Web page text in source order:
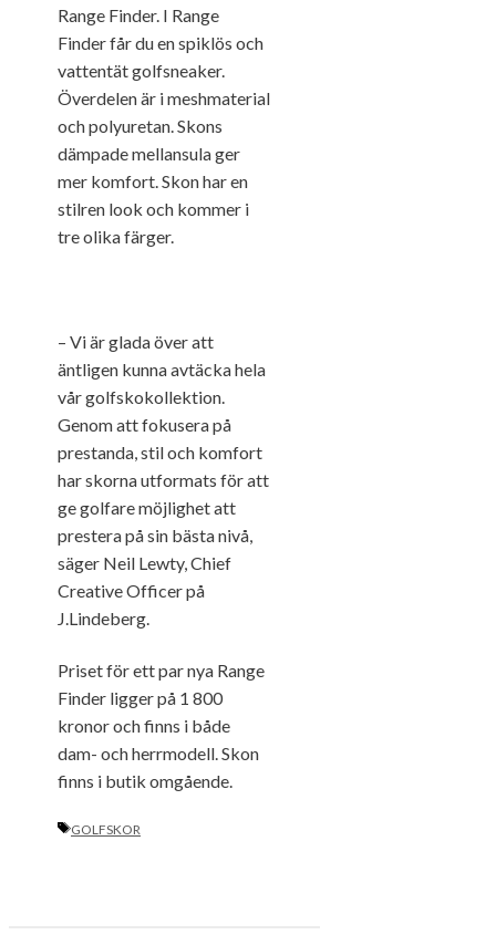
Range Finder. I Range
Finder får du en spiklös och
vattentät golfsneaker.
Överdelen är i meshmaterial
och polyuretan. Skons
dämpade mellansula ger
mer komfort. Skon har en
stilren look och kommer i
tre olika färger.
– Vi är glada över att
äntligen kunna avtäcka hela
vår golfskokollektion.
Genom att fokusera på
prestanda, stil och komfort
har skorna utformats för att
ge golfare möjlighet att
prestera på sin bästa nivå,
säger Neil Lewty, Chief
Creative Officer på
J.Lindeberg.
Priset för ett par nya Range
Finder ligger på 1 800
kronor och finns i både
dam- och herrmodell. Skon
finns i butik omgående.
ETIKETTER
GOLFSKOR